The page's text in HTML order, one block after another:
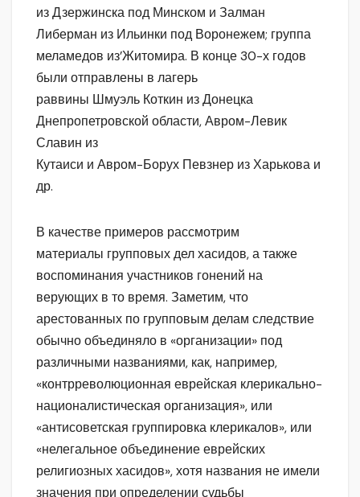
из Дзержинска под Минском и Залман
Либерман из Ильинки под Воронежем; группа
меламедов из’Житомира. В конце 30-х годов
были отправлены в лагерь
раввины Шмуэль Коткин из Донецка
Днепропетровской области, Авром-Левик
Славин из
Кутаиси и Авром-Борух Певзнер из Харькова и
др.
В качестве примеров рассмотрим
материалы групповых дел хасидов, а также
воспоминания участников гонений на
верующих в то время. Заметим, что
арестованных по групповым делам следствие
обычно объединяло в «организации» под
различными названиями, как, например,
«контрреволюционная еврейская клерикально-
националистическая организация», или
«антисоветская группировка клерикалов», или
«нелегальное объединение еврейских
религиозных хасидов», хотя названия не имели
значения при определении судьбы